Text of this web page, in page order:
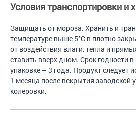
Условия транспортировки и
Защищать от мороза. Хранить и
температуре выше 5°C в плотно
от воздействия влаги, тепла и
ставить вверх дном. Срок годности
упаковке – 3 года. Продукт следует
1 месяца после вскрытия заводской
колеровки.